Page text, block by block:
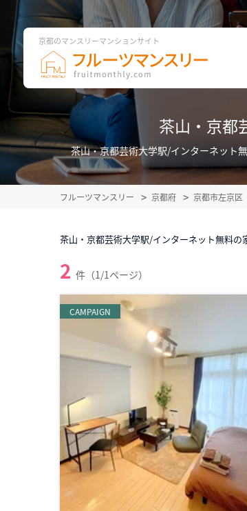
京都のマンスリーマンションサイト
茶山・京都
茶山・京都芸術大学駅/インターネット
フルーツマンスリー 京都府 京都市左京区
茶山・京都芸術大学駅/インターネット無料
2 件（1/1ページ）
CAMPAIGN